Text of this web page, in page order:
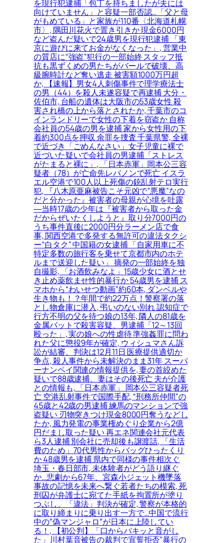
を現行犯逮捕「包丁を持ちましたが夫には
向けていません」と容疑一部否認…「父と母
がもめている」と家族が110番〈北海道札幌
市〉, 隅田川花火で置き引きか 現金6000円
など盗んだ疑いで24歳男を現行犯逮捕 「東
京に遊びに来てお金がなくなった」, 営業中
の質店に“強盗”犯行の一部始終 スタッフ抵
抗も黒ずくめの男たちがバールで破壊、高
級腕時計など奪い逃走 被害額1000万円超
か, 【速報】男女4人刺傷事件で理学療法士
の男（44）を殺人未遂容疑で再逮捕 大分・
佐伯市, 台船の遺体は大阪市の53歳女性 殺
害され橋の上から落とされたか, 千葉市のコ
インランドリーで女性の下着を窃盗か 自称
会社員の54歳の男を逮捕 家から女性用の下
着約300点を押収 余罪を捜査 千葉県警, 全裸
で近づき「ごめんなさい」女子児童に裸で
近づいた疑いで会社員の男逮捕「ストレス
がたまると裸に」, 「日本赤軍」岡本公三容
疑者（78）が亡命先レバノンで死亡 イスラ
エル空港で100人以上死傷の銃乱射テロ実行
犯, 『八木原亜麻被告こそ元凶で”悪魔”なの
だと分かった』被害者の母親が心境を吐露
―当時17歳の少年は『被害者から取った金
だからぜいたくしようと』取り分7000円の
うち事件直後に2000円分ラーメン店で食
事, 関西空港で多発する無許可の違法タクシ
ー“白タク” 中国籍の女逮捕 「自家用車に不
特定多数の旅行客を乗せて京都市内のホテ
ルまで送迎した疑い」 摘発の一部始終を独
自撮影, 「お酒飲みなよ」15歳少女に酒とせ
き止め薬飲ませ性的暴行か 54歳男を逮捕 ス
マホから“わいせつ動画”約60本, ダンベルや
生き物も！？年間で約22万点！警察署の落
とし物倉庫に潜入, 弔いのない別れ 認知症で
行方不明の父を待つ娘の13年, 隣人の81歳を
金属バットで殺害容疑、男逮捕「12～13回
殴った」, 実の娘への性虐待 準強姦罪に問わ
れた父に懲役9年が確定, ウィシュマさん訴
訟が結審、判決は12月11日 医療提供適切か
争点, 殺人事件から未解決のまま31年 スーパ
ーナンペイ関連の情報提供を, 妻の首絞めた
疑いで88歳逮捕、妻はその後死亡 夫が介護
との情報も, 「日本赤軍」 岡本公三容疑者死
亡 空港乱射事件で国際手配, “刑務所仲間”の
45歳と42歳の男逮捕 練馬のマンションで強
盗疑い 刃物突きつけ現金8000円奪うなどし
たか, 風力発電の事業権めぐり企業から2億
円だまし取った疑い 再エネ関連会社元代表
ら3人逮捕 別会社に売却後も譲渡話, 「生活
費のため」70代男性からバッグひったくり
か 48歳男を逮捕 県内で同様の事件相次ぐ
埼玉・春日部市, 未体験者がどう語り継ぐ
か…悲劇から67年、宮森小ジェット機墜落
事故の記憶を未来へ繋ぐ若者たちの模索, 死
刑囚が弁護士に宛てた手紙を拘置所が塗り
つぶし、「違法」判決が確定, 警察が本格的
に取り締まりに乗り出す一方で…中国で流行
中の″偽マンジャロ″が日本に上陸してい
る！, 【初公判】「口からバキッと音がし
た」川村葉音被告の裁判で宣誓拒否”暴行の